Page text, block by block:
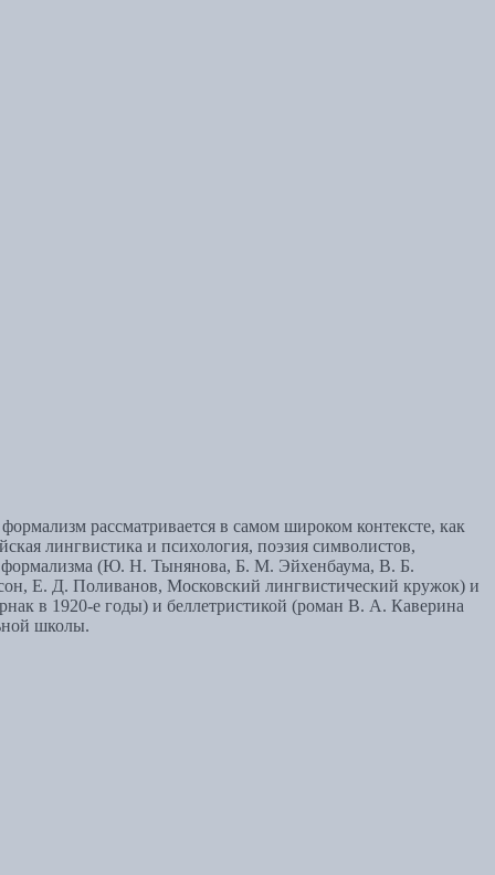
рассматривается в самом широком контексте, как
лингвистика и психология, поэзия символистов,
формализма (Ю. Н. Тынянова, Б. М. Эйхенбаума, В. Б.
Е. Д. Поливанов, Московский лингвистический кружок) и
в 1920‑е годы) и беллетристикой (роман В. А. Каверина
школы.